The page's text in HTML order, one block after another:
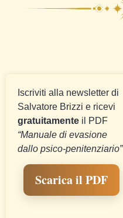
Iscriviti alla newsletter di
Salvatore Brizzi e ricevi
gratuitamente il PDF
“Manuale di evasione
dallo psico-penitenziario”
Scarica il PDF